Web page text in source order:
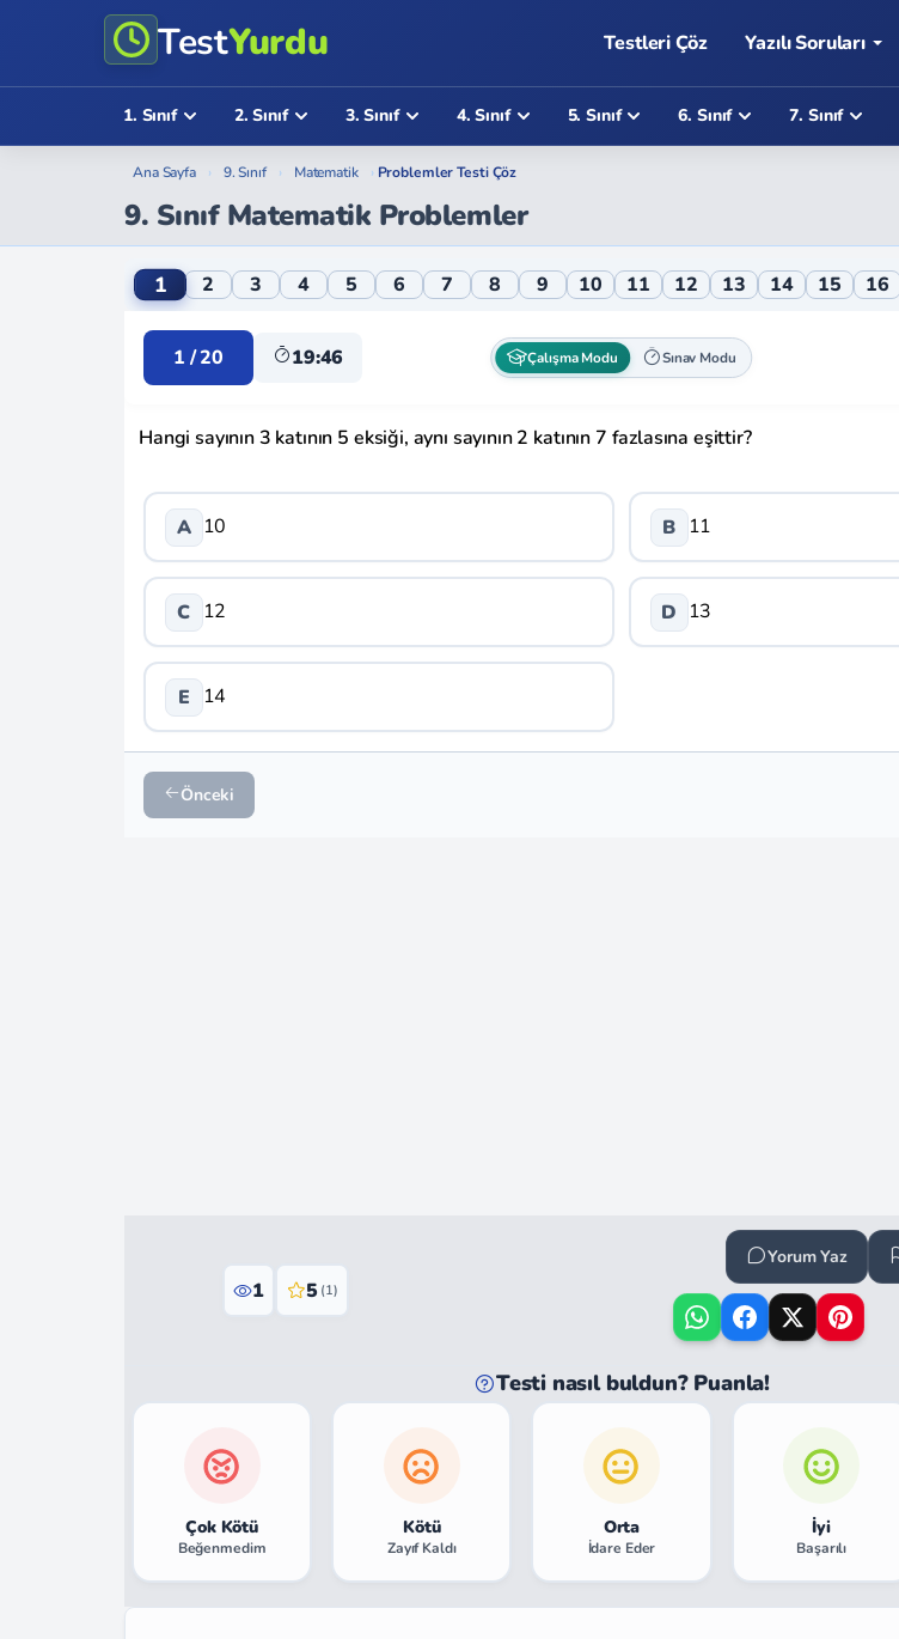
TestYurdu Testleri Çöz Yazılı Soruları
1. Sınıf 2. Sınıf 3. Sınıf 4. Sınıf 5. Sınıf 6. Sınıf 7. Sınıf
Ana Sayfa › 9. Sınıf › Matematik › Problemler Testi Çöz
9. Sınıf Matematik Problemler
9. Sınıf Matematik Problemler Online Testi
1 2 3 4 5 6 7 8 9 10 11 12 13 14 15 16
1 / 20 19:46 Çalışma Modu Sınav Modu
Hangi sayının 3 katının 5 eksiği, aynı sayının 2 katının 7 fazlasına eşittir?
A 10 B 11
C 12 D 13
E 14
Önceki
1 5 (1)
Yorum Yaz
Testi nasıl buldun? Puanla!
Çok Kötü
Beğenmedim
Kötü
Zayıf Kaldı
Orta
İdare Eder
İyi
Başarılı